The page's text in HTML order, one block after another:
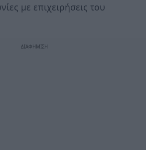
με επιχειρήσεις του